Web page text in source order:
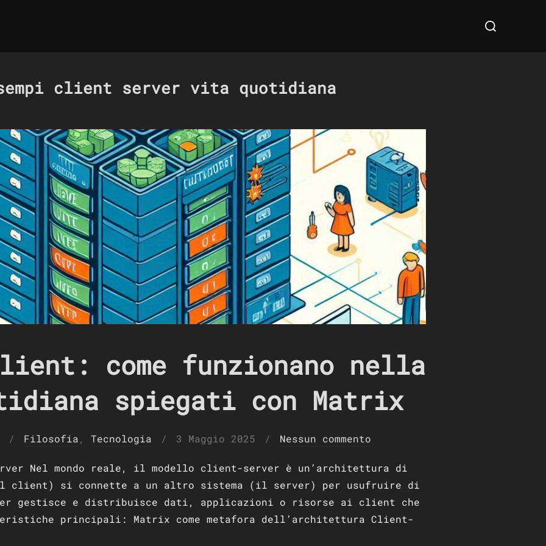
Cerca
per:
client server vita quotidiana
come funzionano nella
spiegati con Matrix
Filosofia, Tecnologia
Pubblicato
3 Maggio 2025 Nessun commento
Nel mondo reale, il modello client-server è un’architettura di
client) si connette a un altro sistema (il server) per usufruire di
gestisce e distribuisce dati, applicazioni o risorse ai client che
principali: Matrix come metafora dell’architettura Client-